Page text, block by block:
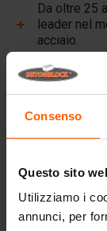
Consenso
Questo sito
Utilizziamo i
annunci, per
Da oltre 25
leader nel
acciaio.
Link utili
Pareti divisorie
Lastre superiori
Blocchi di
Attrezzature di
Attrezzature di